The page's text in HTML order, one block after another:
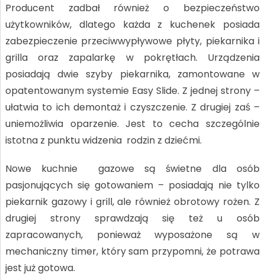
Producent zadbał również o bezpieczeństwo
użytkowników, dlatego każda z kuchenek posiada
zabezpieczenie przeciwwypływowe płyty, piekarnika i
grilla oraz zapalarkę w pokrętłach. Urządzenia
posiadają dwie szyby piekarnika, zamontowane w
opatentowanym systemie Easy Slide. Z jednej strony –
ułatwia to ich demontaż i czyszczenie. Z drugiej zaś –
uniemożliwia oparzenie. Jest to cecha szczególnie
istotna z punktu widzenia rodzin z dziećmi.
Nowe kuchnie gazowe są świetne dla osób
pasjonujących się gotowaniem – posiadają nie tylko
piekarnik gazowy i grill, ale również obrotowy rożen. Z
drugiej strony sprawdzają się też u osób
zapracowanych, ponieważ wyposażone są w
mechaniczny timer, który sam przypomni, że potrawa
jest już gotowa.